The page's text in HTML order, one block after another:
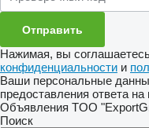
Нажимая, вы
конфиденциальности и
Ваши персональные
предоставления ответа
Объявления TOO
Поиск